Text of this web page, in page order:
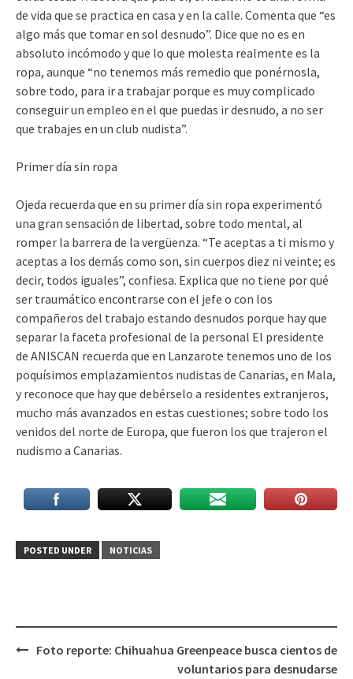
de vida que se practica en casa y en la calle. Comenta que “es
algo más que tomar en sol desnudo”. Dice que no es en
absoluto incómodo y que lo que molesta realmente es la
ropa, aunque “no tenemos más remedio que ponérnosla,
sobre todo, para ir a trabajar porque es muy complicado
conseguir un empleo en el que puedas ir desnudo, a no ser
que trabajes en un club nudista”.
Primer día sin ropa
Ojeda recuerda que en su primer día sin ropa experimentó
una gran sensación de libertad, sobre todo mental, al
romper la barrera de la vergüenza. “Te aceptas a ti mismo y
aceptas a los demás como son, sin cuerpos diez ni veinte; es
decir, todos iguales”, confiesa. Explica que no tiene por qué
ser traumático encontrarse con el jefe o con los
compañeros del trabajo estando desnudos porque hay que
separar la faceta profesional de la personal El presidente
de ANISCAN recuerda que en Lanzarote tenemos uno de los
poquísimos emplazamientos nudistas de Canarias, en Mala,
y reconoce que hay que debérselo a residentes extranjeros,
mucho más avanzados en estas cuestiones; sobre todo los
venidos del norte de Europa, que fueron los que trajeron el
nudismo a Canarias.
POSTED UNDER NOTICIAS
PostFoto reporte: Chihuahua Greenpeace busca cientos de
voluntarios para desnudarse